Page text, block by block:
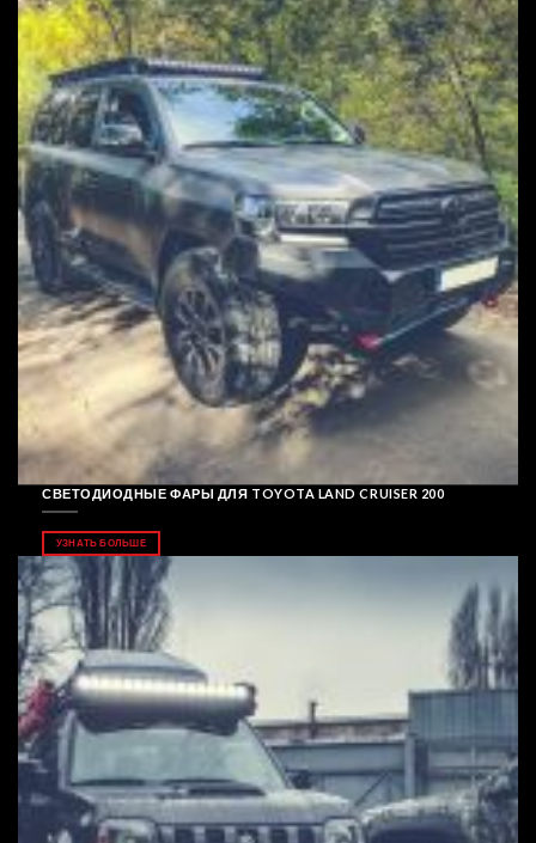
СВЕТОДИОДНЫЕ ФАРЫ ДЛЯ TOYOTA LAND CRUISER 200
УЗНАТЬ БОЛЬШЕ